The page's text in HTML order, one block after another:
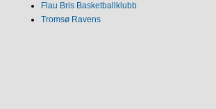
Flau Bris Basketballklubb
Tromsø Ravens